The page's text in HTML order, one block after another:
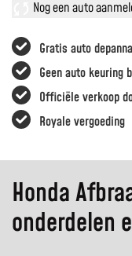
Gratis auto
Geen auto keuring
Officiële verkoop
Royale vergoeding
Nog een auto
Honda
onderdelen